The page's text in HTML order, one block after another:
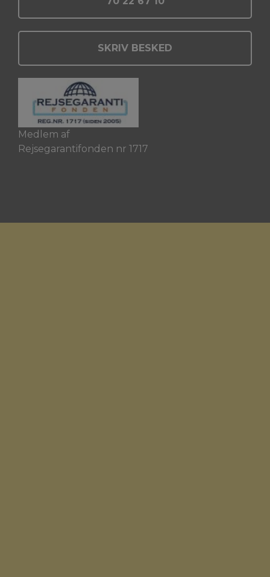
SKRIV BESKED
Medlem af
Rejsegarantifonden nr 1717